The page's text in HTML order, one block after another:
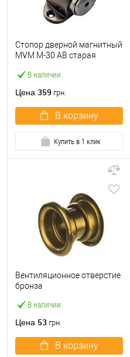
В наличии
Стопор дверной магнитный
MVM M-30 AB старая
Цена 359 грн.
В корзину
Купить в 1 клик
В наличии
Вентиляционное отверстие
бронза
Цена 53 грн.
В корзину